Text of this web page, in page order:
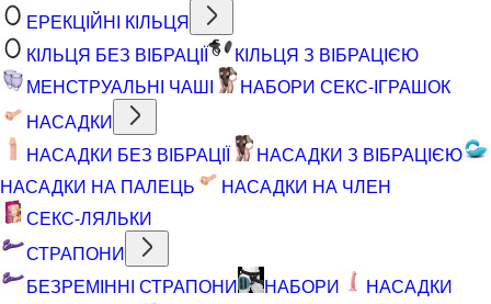
ЕРЕКЦІЙНІ КІЛЬЦЯ
КІЛЬЦЯ БЕЗ ВІБРАЦІЇ
КІЛЬЦЯ З ВІБРАЦІЄЮ
МЕНСТРУАЛЬНІ ЧАШІ
НАБОРИ СЕКС-ІГРАШОК
НАСАДКИ
НАСАДКИ БЕЗ ВІБРАЦІЇ
НАСАДКИ З ВІБРАЦІЄЮ
НАСАДКИ НА ПАЛЕЦЬ
НАСАДКИ НА ЧЛЕН
СЕКС-ЛЯЛЬКИ
СТРАПОНИ
БЕЗРЕМІННІ СТРАПОНИ
НАБОРИ
НАСАДКИ